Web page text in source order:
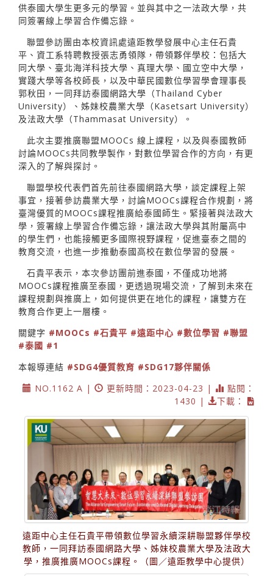
供泰國大學生更多元的學習。並與其中之一法政大學，共
同簽署線上學習合作備忘錄。
聯盟參訪團由本校資訊處遠距教學發展中心主任石貴
平、資工系特聘教授張志勇領隊，帶領夥伴學校：包括大
同大學、臺北海洋科技大學、真理大學、國立空中大學，
實踐大學等各校師長，以及中華民國數位學習學會理事長
郭秋田，一同拜訪泰國網路大學（Thailand Cyber
University）、姊妹校農業大學（Kasetsart University）
及法政大學（Thammasat University）。
此次主要推廣聯盟MOOCs 線上課程，以及與泰國教師
討論MOOCs共同教學製作，對數位學習合作的方向，有更
深入的了解與探討。
聯盟學校代表們首先前往泰國網路大學，談定課程上架
事宜，接著參訪農業大學，討論MOOCs課程合作規劃，將
臺灣優質的MOOCs課程推廣給泰國師生。緊接著與法政大
學，簽署線上學習合作備忘錄，讓法政大學與其附屬高中
的學生們，也能接觸更多國際視野課程，促進臺泰之間的
教育交流，也進一步推動泰國高校在數位學習的發展。
石貴平表示，本次參訪團前進泰國，不僅成功地將
MOOCs課程推廣至泰國，更透過現場交流，了解到未來在
課程規劃與推廣上，如何提供更在地化的課程，讓雙方在
教育合作更上一層樓。
關鍵字 #MOOCs #石貴平 #遠距中心 #數位學習 #聯盟
#泰國 #1
本報導連結 #SDG4優質教育 #SDG17夥伴關係
NO.1162 A |
更新時間：2023-04-23 |
點閱：
1430 |
下載：
遠距中心主任石貴平帶領數位學習永續深耕聯盟夥伴學校
教師，一同拜訪泰國網路大學、姊妹校農業大學及法政大
學，推廣推廣MOOCs課程。（圖／遠距教學中心提供）